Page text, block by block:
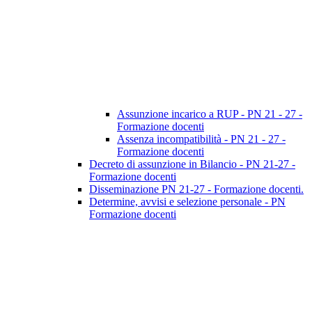
Assunzione incarico a RUP - PN 21 - 27 -
Formazione docenti
Assenza incompatibilità - PN 21 - 27 -
Formazione docenti
Decreto di assunzione in Bilancio - PN 21-27 -
Formazione docenti
Disseminazione PN 21-27 - Formazione docenti.
Determine, avvisi e selezione personale - PN
Formazione docenti